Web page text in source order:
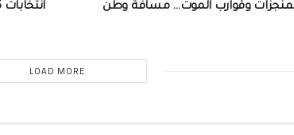
وقوارب الموت… مسافة وطن انتخابات 2026 والبرود السياسي: لماذا يجب أن تشارك؟
LOAD MORE